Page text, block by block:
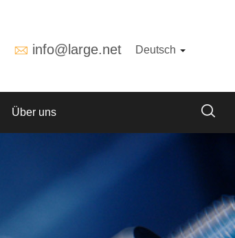
info@large.net Deutsch
Über uns